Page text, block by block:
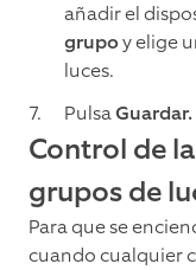
añadir el
grupoy elige
luces.
PulsaGuardar.
Control de
grupos de
Para que se
cuando cualquier